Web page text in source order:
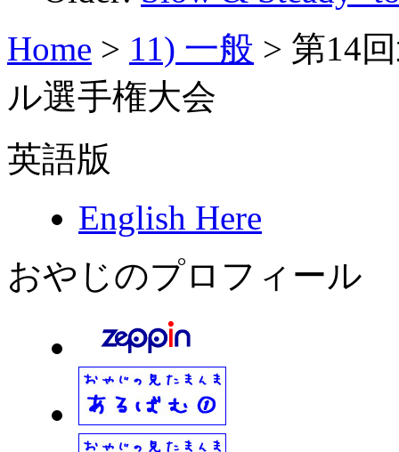
Home > 11) 一般 > 第14
ル選手権大会
英語版
English Here
おやじのプロフィール